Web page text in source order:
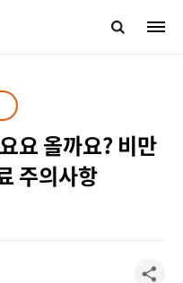
요 올까요? 비만
주의사항